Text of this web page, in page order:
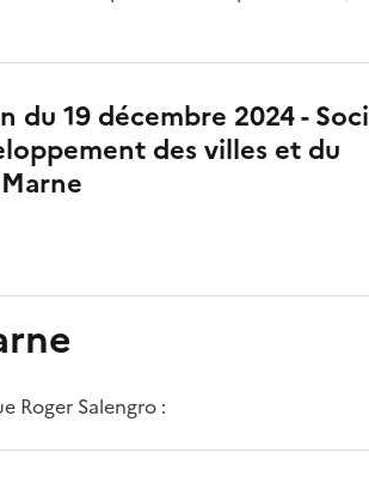
du 19 décembre 2024 -
des villes et du
Roger Salengro :